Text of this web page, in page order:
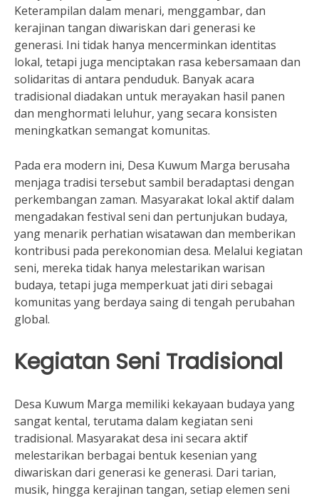
Keterampilan dalam menari, menggambar, dan
kerajinan tangan diwariskan dari generasi ke
generasi. Ini tidak hanya mencerminkan identitas
lokal, tetapi juga menciptakan rasa kebersamaan dan
solidaritas di antara penduduk. Banyak acara
tradisional diadakan untuk merayakan hasil panen
dan menghormati leluhur, yang secara konsisten
meningkatkan semangat komunitas.
Pada era modern ini, Desa Kuwum Marga berusaha
menjaga tradisi tersebut sambil beradaptasi dengan
perkembangan zaman. Masyarakat lokal aktif dalam
mengadakan festival seni dan pertunjukan budaya,
yang menarik perhatian wisatawan dan memberikan
kontribusi pada perekonomian desa. Melalui kegiatan
seni, mereka tidak hanya melestarikan warisan
budaya, tetapi juga memperkuat jati diri sebagai
komunitas yang berdaya saing di tengah perubahan
global.
Kegiatan Seni Tradisional
Desa Kuwum Marga memiliki kekayaan budaya yang
sangat kental, terutama dalam kegiatan seni
tradisional. Masyarakat desa ini secara aktif
melestarikan berbagai bentuk kesenian yang
diwariskan dari generasi ke generasi. Dari tarian,
musik, hingga kerajinan tangan, setiap elemen seni